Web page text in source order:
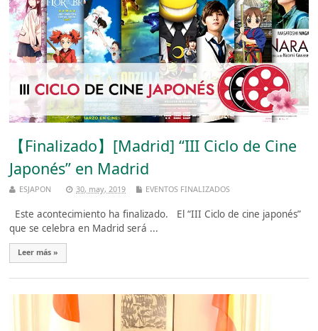
【Finalizado】[Madrid] “III Ciclo de Cine
Japonés” en Madrid
ESJAPON 30, may, 2019 EVENTOS FINALIZADOS
Este acontecimiento ha finalizado. El “III Ciclo de cine japonés”
que se celebra en Madrid será ...
Leer más »